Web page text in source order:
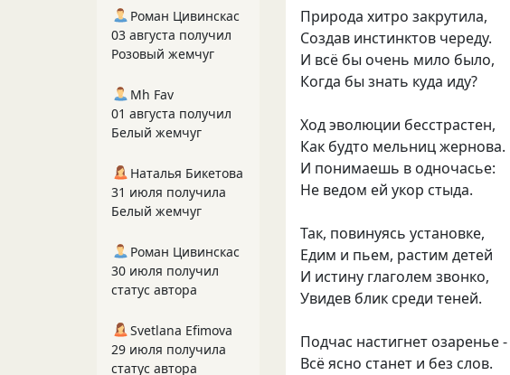
Природа хитро закрутила,
Создав инстинктов череду.
И всё бы очень мило было,
Когда бы знать куда иду?
Ход эволюции бесстрастен,
Как будто мельниц жернова.
И понимаешь в одночасье:
Не ведом ей укор стыда.
Так, повинуясь установке,
Едим и пьем, растим детей
И истину глаголем звонко,
Увидев блик среди теней.
Подчас настигнет озаренье -
Всё ясно станет и без слов.
Роман Цивинскас
03 августа получил
Розовый жемчуг
Mh Fav
01 августа получил
Белый жемчуг
Наталья Бикетова
31 июля получила
Белый жемчуг
Роман Цивинскас
30 июля получил
статус автора
Svetlana Efimova
29 июля получила
статус автора